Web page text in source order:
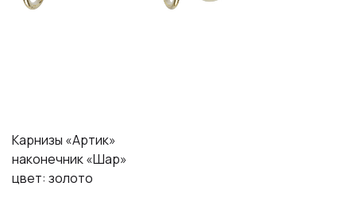
Карнизы «Артик»
наконечник «Шар»
цвет: золото